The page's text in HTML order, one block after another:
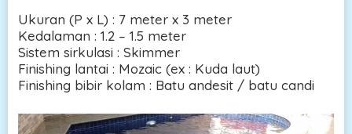
Ukuran (P x L) : 7 meter x 3 meter
Kedalaman : 1.2 – 1.5 meter
Sistem sirkulasi : Skimmer
Finishing lantai : Mozaic (ex : Kuda laut)
Finishing bibir kolam : Batu andesit / batu candi